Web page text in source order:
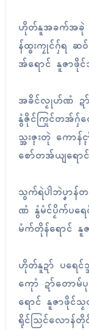
ဟိုတ်နူအခက်အခုဲ
န်ထ္ၜးကၠုၚ်ဂှ်ရ
အ်ရောၚ် နူဇာဖို
အခိၚ်လၟုဟ်ဏံ ဍာ်
နွံဇိုၚ်ကြုၚ်တအ်ဂှ်
သ္အးဇ္ၚးတုဲ ကေ
စော်တအ်ယျရေ
သွက်ရဲပါဲဘဲပၞာန်တအ်
ဏံ နွံမံၚ်ပၟိက်ပရေ
မံက်တိုန်ရောၚ် နူ
ဟိုတ်နူဍာ် ပရေၚ်
ကေုာံ ဍာ်တော
ရောၚ် နူဇာဖို
ရိုၚ်သြင်လောန်တို